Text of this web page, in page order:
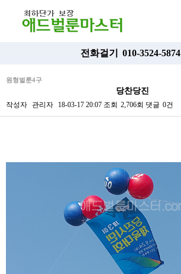
전화걸기 010-3524-5874
원형벌룬4구
당찬당진
작성자 관리자 18-03-17 20:07 조회 2,706회 댓글 0건
본문